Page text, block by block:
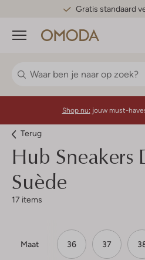
Gratis standaard
Menu
Shop nu: jouw must-
Terug
Hub Sneakers
Suède
17 items
Maat 36 37